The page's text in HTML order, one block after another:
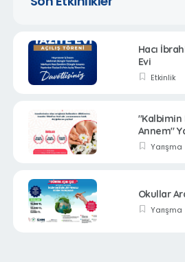
Hacı
Evi
Etkinlik
"Kalbimin
Annem"
Yarışma
Okullar
Yarışma